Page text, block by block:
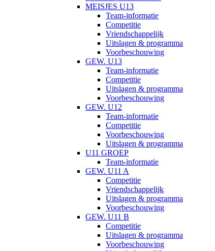
MEISJES U13
Team-informatie
Competitie
Vriendschappelijk
Uitslagen & programma
Voorbeschouwing
GEW. U13
Team-informatie
Competitie
Uitslagen & programma
Voorbeschouwing
GEW. U12
Team-informatie
Competitie
Voorbeschouwing
Uitslagen & programma
U11 GROEP
Team-informatie
GEW. U11 A
Competitie
Vriendschappelijk
Uitslagen & programma
Voorbeschouwing
GEW. U11 B
Competitie
Uitslagen & programma
Voorbeschouwing